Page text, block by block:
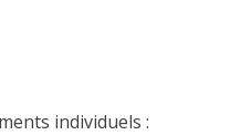
individuels :